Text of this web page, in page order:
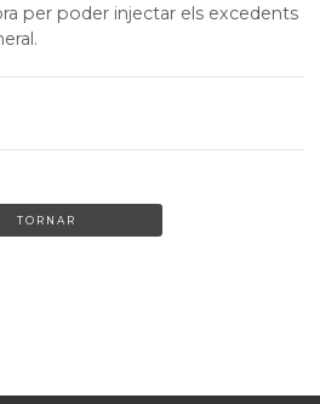
per poder injectar els excedents
TORNAR